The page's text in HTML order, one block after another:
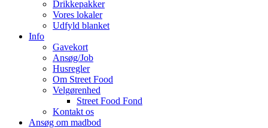
Drikkepakker
Vores lokaler
Udfyld blanket
Info
Gavekort
Ansøg/Job
Husregler
Om Street Food
Velgørenhed
Street Food Fond
Kontakt os
Ansøg om madbod